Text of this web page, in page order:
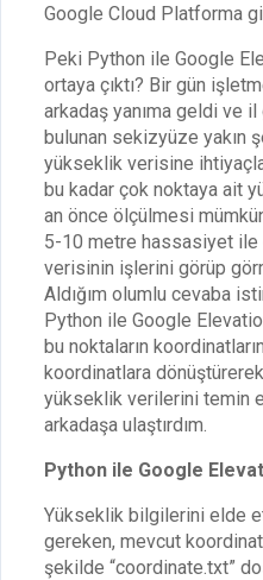
Google Cloud Platforma
Peki Python ile Google
ortaya çıktı? Bir gün
arkadaş yanıma geldi ve il
bulunan sekizyüze yakın
yükseklik verisine
bu kadar çok noktaya ait
an önce ölçülmesi
5-10 metre hassasiyet
verisinin işlerini görüp
Aldığım olumlu cevaba
Python ile Google
bu noktaların
koordinatlara
yükseklik verilerini temin
arkadaşa ulaştırdım.
Python ile Google
Yükseklik bilgilerini elde
gereken, mevcut
şekilde “coordinate.txt”